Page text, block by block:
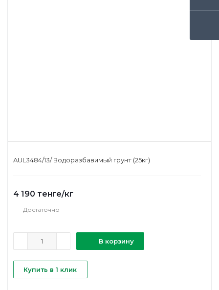
AUL3484/13/ Водоразбавимый грунт (25кг)
4 190 тенге/кг
Достаточно
В корзину
Купить в 1 клик